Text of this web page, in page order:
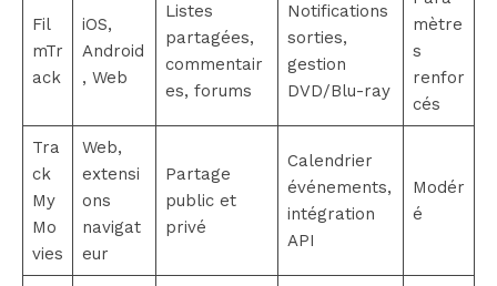
Fil
mTr
ack
iOS,
Android
, Web
Listes
partagées,
commentair
es, forums
Notifications
sorties,
gestion
DVD/Blu-ray
mètre
s
renfor
cés
Tra
ck
My
Mo
vies
Web,
extensi
ons
navigat
eur
Partage
public et
privé
Calendrier
événements,
intégration
API
Modér
é